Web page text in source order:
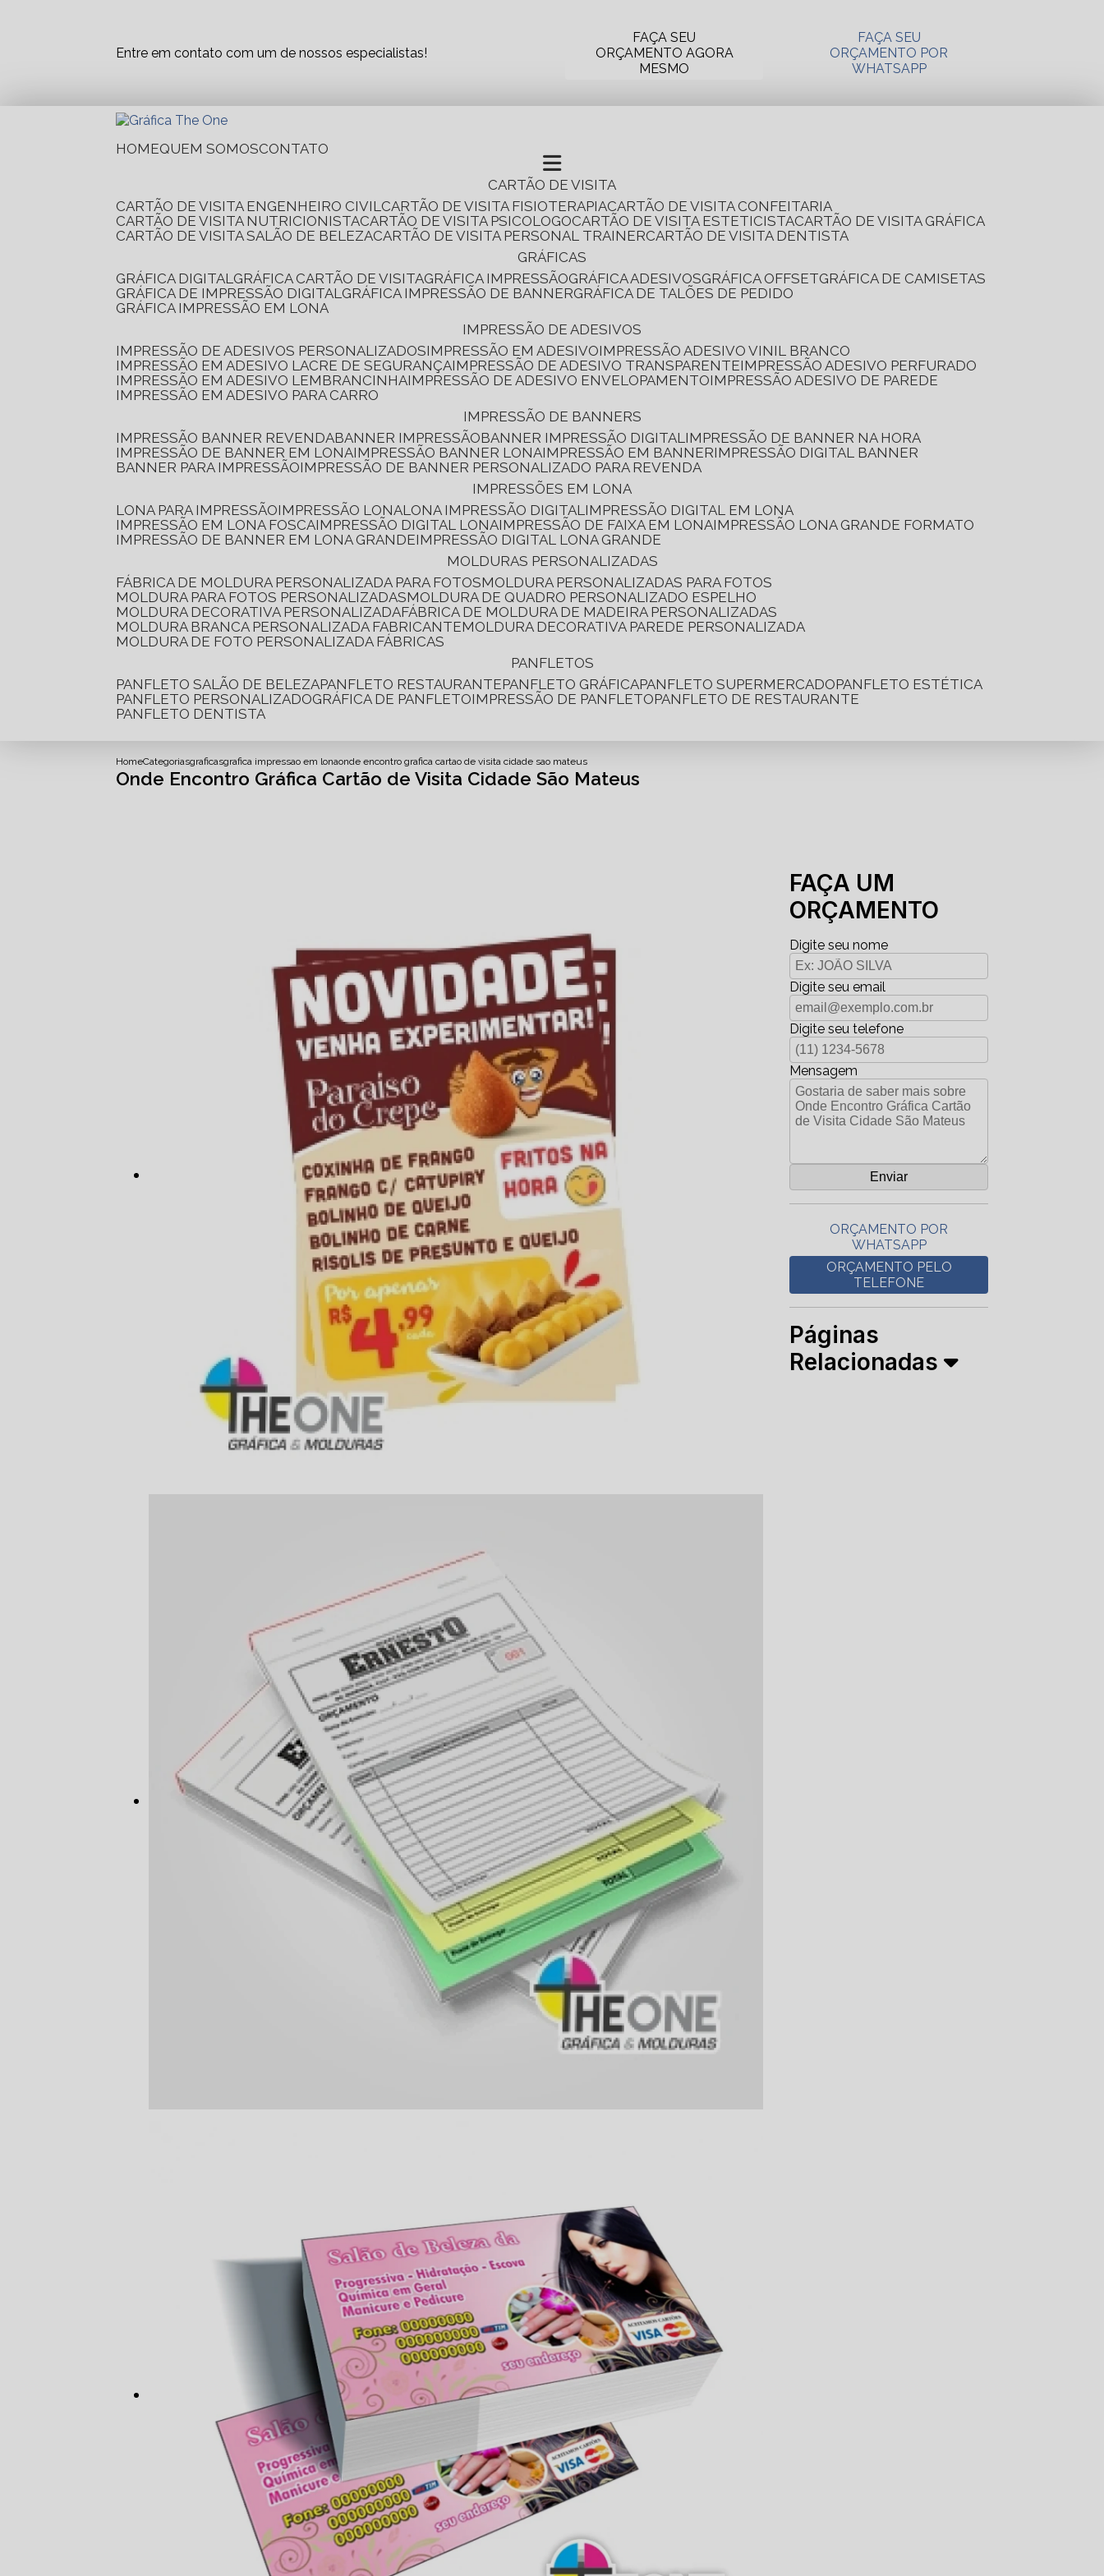
Entre em contato com um de nossos especialistas!
FAÇA SEU
ORÇAMENTO AGORA
MESMO
FAÇA SEU
ORÇAMENTO POR
WHATSAPP
HOME QUEM SOMOS CONTATO
CARTÃO DE VISITA
CARTÃO DE VISITA ENGENHEIRO CIVIL CARTÃO DE VISITA FISIOTERAPIA CARTÃO DE VISITA CONFEITARIA
CARTÃO DE VISITA NUTRICIONISTA CARTÃO DE VISITA PSICOLOGO CARTÃO DE VISITA ESTETICISTA CARTÃO DE VISITA GRÁFICA
CARTÃO DE VISITA SALÃO DE BELEZA CARTÃO DE VISITA PERSONAL TRAINER CARTÃO DE VISITA DENTISTA
GRÁFICAS
GRÁFICA DIGITAL
GRÁFICA CARTÃO DE VISITA GRÁFICA IMPRESSÃO GRÁFICA ADESIVOS GRÁFICA OFFSET
GRÁFICA DE CAMISETAS
GRÁFICA DE IMPRESSÃO DIGITAL
GRÁFICA IMPRESSÃO DE BANNER
GRÁFICA DE TALÕES DE PEDIDO
GRÁFICA IMPRESSÃO EM LONA
IMPRESSÃO DE ADESIVOS
IMPRESSÃO DE ADESIVOS PERSONALIZADOS IMPRESSÃO EM ADESIVO IMPRESSÃO ADESIVO VINIL BRANCO
IMPRESSÃO EM ADESIVO LACRE DE SEGURANÇA IMPRESSÃO DE ADESIVO TRANSPARENTE IMPRESSÃO ADESIVO PERFURADO
IMPRESSÃO EM ADESIVO LEMBRANCINHA IMPRESSÃO DE ADESIVO ENVELOPAMENTO IMPRESSÃO ADESIVO DE PAREDE
IMPRESSÃO EM ADESIVO PARA CARRO
IMPRESSÃO DE BANNERS
IMPRESSÃO BANNER REVENDA
BANNER IMPRESSÃO BANNER IMPRESSÃO DIGITAL IMPRESSÃO DE BANNER NA HORA
IMPRESSÃO DE BANNER EM LONA IMPRESSÃO BANNER LONA IMPRESSÃO EM BANNER IMPRESSÃO DIGITAL BANNER
BANNER PARA IMPRESSÃO IMPRESSÃO DE BANNER PERSONALIZADO PARA REVENDA
IMPRESSÕES EM LONA
LONA PARA IMPRESSÃO IMPRESSÃO LONA LONA IMPRESSÃO DIGITAL IMPRESSÃO DIGITAL EM LONA
IMPRESSÃO EM LONA FOSCA IMPRESSÃO DIGITAL LONA IMPRESSÃO DE FAIXA EM LONA IMPRESSÃO LONA GRANDE FORMATO
IMPRESSÃO DE BANNER EM LONA GRANDE IMPRESSÃO DIGITAL LONA GRANDE
MOLDURAS PERSONALIZADAS
FÁBRICA DE MOLDURA PERSONALIZADA PARA FOTOS
MOLDURA PERSONALIZADAS PARA FOTOS
MOLDURA PARA FOTOS PERSONALIZADAS
MOLDURA DE QUADRO PERSONALIZADO ESPELHO
MOLDURA DECORATIVA PERSONALIZADA FÁBRICA DE MOLDURA DE MADEIRA PERSONALIZADAS
MOLDURA BRANCA PERSONALIZADA FABRICANTE
MOLDURA DECORATIVA PAREDE PERSONALIZADA
MOLDURA DE FOTO PERSONALIZADA FÁBRICAS
PANFLETOS
PANFLETO SALÃO DE BELEZA PANFLETO RESTAURANTE PANFLETO GRÁFICA PANFLETO SUPERMERCADO PANFLETO ESTÉTICA
PANFLETO PERSONALIZADO
GRÁFICA DE PANFLETO IMPRESSÃO DE PANFLETO PANFLETO DE RESTAURANTE
PANFLETO DENTISTA
HomeCategoriasgraficasgrafica impressao em lonaonde encontro grafica cartao de visita cidade sao mateus
Onde Encontro Gráfica Cartão de Visita Cidade São Mateus
FAÇA UM
ORÇAMENTO
Digite seu nome
Digite seu email
Digite seu telefone
Mensagem
ORÇAMENTO POR
WHATSAPP
ORÇAMENTO PELO
TELEFONE
Páginas
Relacionadas